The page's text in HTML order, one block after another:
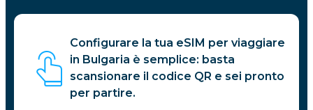
Configurare la tua eSIM per viaggiare
in Bulgaria è semplice: basta
scansionare il codice QR e sei pronto
per partire.